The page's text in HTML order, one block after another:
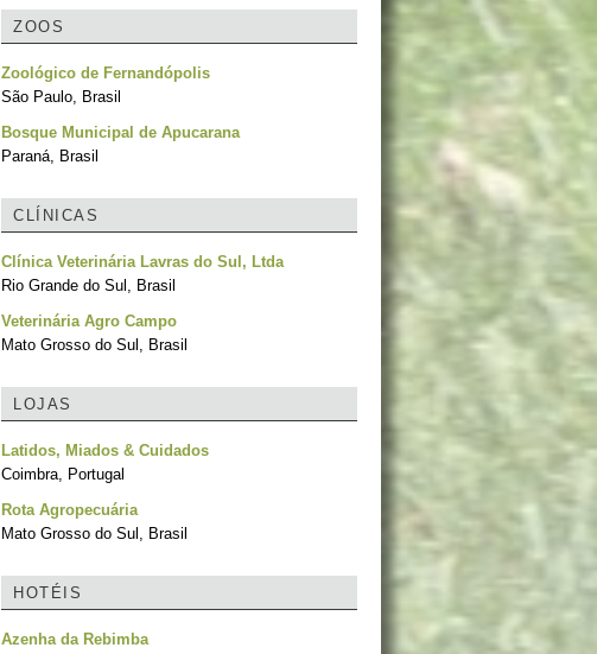
ZOOS
Zoológico de Fernandópolis
São Paulo, Brasil
Bosque Municipal de Apucarana
Paraná, Brasil
CLÍNICAS
Clínica Veterinária Lavras do Sul, Ltda
Rio Grande do Sul, Brasil
Veterinária Agro Campo
Mato Grosso do Sul, Brasil
LOJAS
Latidos, Miados & Cuidados
Coimbra, Portugal
Rota Agropecuária
Mato Grosso do Sul, Brasil
HOTÉIS
Azenha da Rebimba